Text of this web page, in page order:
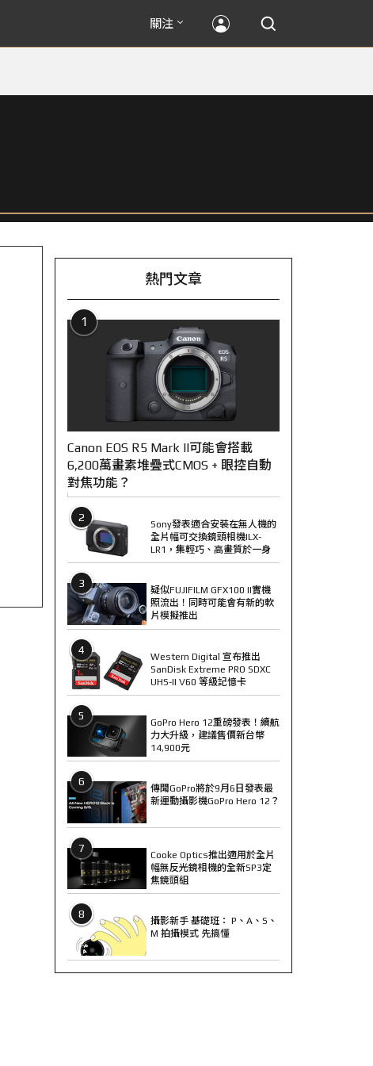
關注
熱門文章
1
Canon EOS R5 Mark II可能會搭載
6,200萬畫素堆疊式CMOS + 眼控自動
對焦功能？
2
Sony發表適合安裝在無人機的
全片幅可交換鏡頭相機ILX-
LR1，集輕巧、高畫質於一身
3
疑似FUJIFILM GFX100 II實機
照流出！同時可能會有新的軟
片模擬推出
4
Western Digital 宣布推出
SanDisk Extreme PRO SDXC
UHS-II V60 等級記憶卡
5
GoPro Hero 12重磅發表！續航
力大升級，建議售價新台幣
14,900元
6
傳聞GoPro將於9月6日發表最
新運動攝影機GoPro Hero 12？
7
Cooke Optics推出適用於全片
幅無反光鏡相機的全新SP3定
焦鏡頭組
8
攝影新手 基礎班： P、A、S、
M 拍攝模式 先搞懂